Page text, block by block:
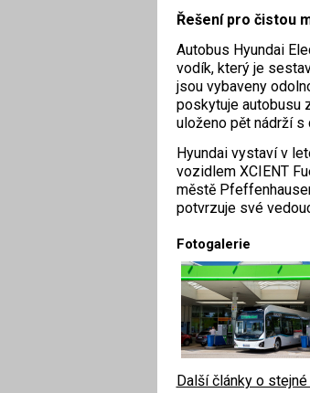
Řešení pro čistou
Autobus Hyundai
vodík, který je
jsou vybaveny
poskytuje autobusu
uloženo pět nádrží
Hyundai vystaví v
vozidlem XCIENT
městě
potvrzuje své
Fotogalerie
Další články o